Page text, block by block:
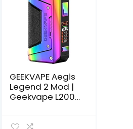
GEEKVAPE Aegis
Legend 2 Mod |
Geekvape L200